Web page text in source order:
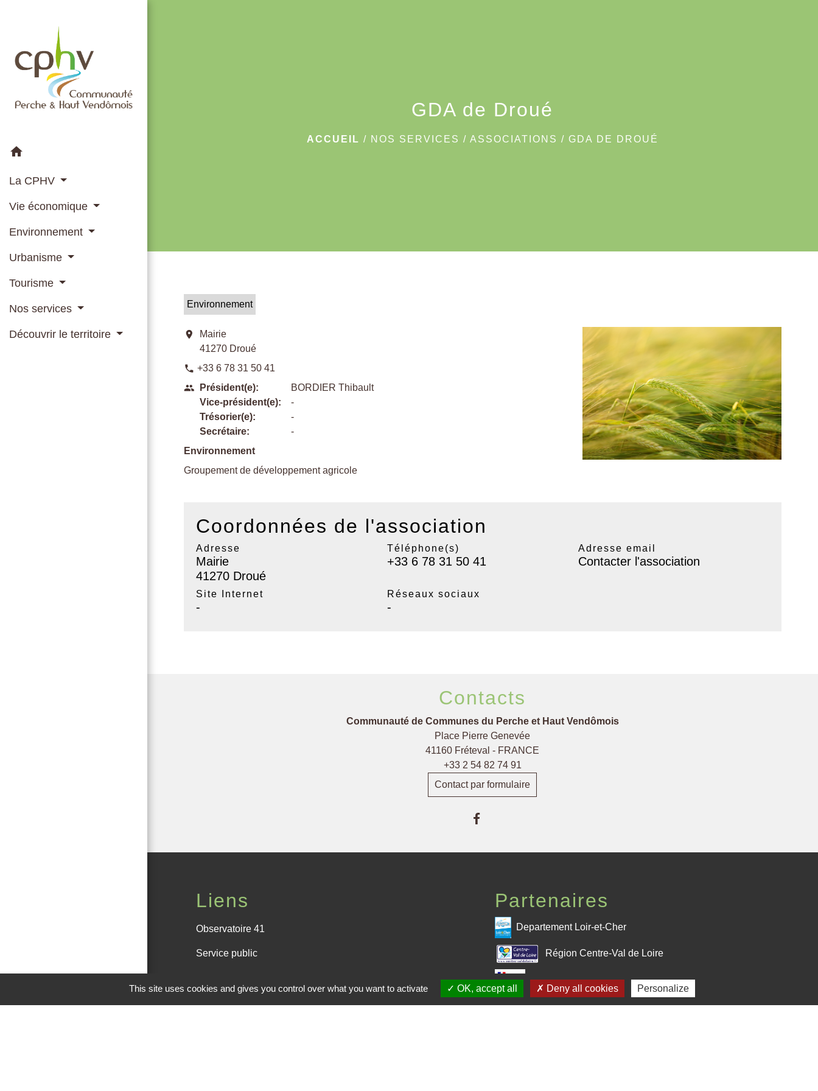
home
La CPHV
Vie économique
Environnement
Urbanisme
Tourisme
Nos services
Découvrir le territoire
GDA de Droué
ACCUEIL / NOS SERVICES / ASSOCIATIONS / GDA DE DROUÉ
Environnement
location_on
Mairie
41270 Droué
phone +33 6 78 31 50 41
people
Président(e):
Vice-président(e):
Trésorier(e):
Secrétaire:
BORDIER Thibault
-
-
-
Environnement
Groupement de développement agricole
Coordonnées de l'association
Adresse
Mairie
41270 Droué
Téléphone(s)
+33 6 78 31 50 41
Adresse email
Contacter l'association
Site Internet
-
Réseaux sociaux
-
Contacts
Communauté de Communes du Perche et Haut Vendômois
Place Pierre Genevée
41160 Fréteval - FRANCE
+33 2 54 82 74 91
Contact par formulaire
Liens
Observatoire 41
Service public
Partenaires
Departement Loir-et-Cher
Région Centre-Val de Loire
Préfecture de Loir-et-Cher
This site uses cookies and gives you control over what you want to activate OK, accept all Deny all cookies Personalize